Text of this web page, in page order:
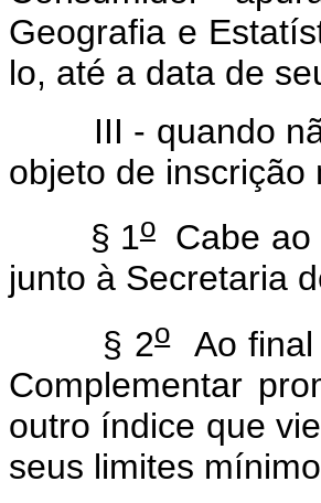
Geografia e
lo, até a data de
III - quando não
objeto de inscrição
§ 1oCabe ao
junto à Secretaria
§ 2oAo final
Complementar
outro índice que
seus limites